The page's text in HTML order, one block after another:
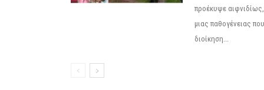
προέκυψε
μιας παθογένειας
διοίκηση...